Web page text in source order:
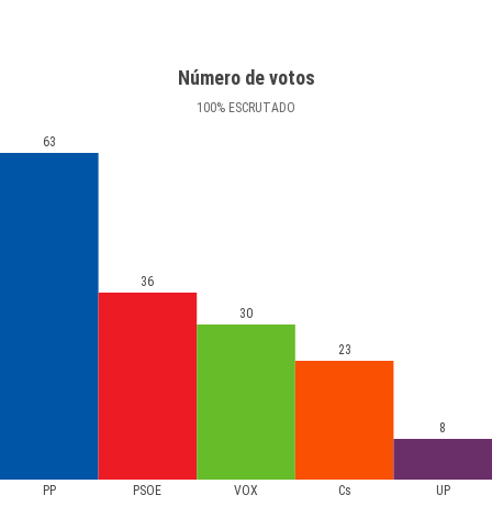
Número de votos
100% ESCRUTADO
PP PSOE VOX Cs UP
63
36
30
23
8